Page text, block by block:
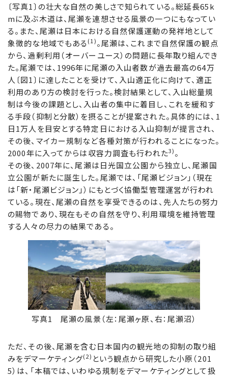
〔写真1〕の壮大な自然の美しさで知られている。総延長65k
mに及ぶ木道は、尾瀬を連想させる風景の一つにもなってい
る。また、尾瀬は日本における自然保護運動の発祥地として
象徴的な地域でもある(1)。尾瀬は、これまで自然保護の観点
から、過剰利用（オーバーユース）の問題に長年取り組んでき
た。尾瀬では、1996年に尾瀬の入山者数が過去最高の64万
人〔図1〕に達したことを受けて、入山適正化に向けて、適正
利用のあり方の検討を行った。検討結果として、入山総量規
制は今後の課題とし、入山者の集中に着目し、これを緩和す
る手段（抑制と分散）を摂ることが提案された。具体的には、1
日1万人を目安とする特定日における入山抑制が提言され、
その後、マイカー規制など各種対策が行われることになった。
2000年に入ってからは収容力調査も行われた3)。
その後、2007年に、尾瀬は日光国立公園から独立し、尾瀬国
立公園が新たに誕生した。尾瀬では、「尾瀬ビジョン」（現在
は「新・尾瀬ビジョン」）にもとづく協働型管理運営が行われ
ている。現在、尾瀬の自然を享受できるのは、先人たちの努力
の賜物であり、現在もその自然を守り、利用環境を維持管理
する人々の尽力の結果である。
写真1 尾瀬の風景（左：尾瀬ヶ原、右：尾瀬沼）
ただ、その後、尾瀬を含む日本国内の観光地の抑制の取り組
みをデマーケティング(2) という観点から研究した小原（201
5）は、「本稿では、いわゆる規制をデマーケティングとして扱